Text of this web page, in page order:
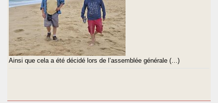
Ainsi que cela a été décidé lors de l’assemblée générale (…)